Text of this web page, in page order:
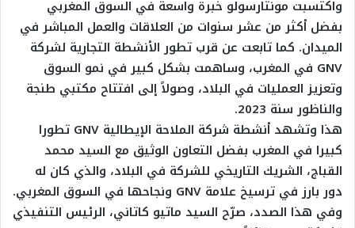
واكتسبت مونتارسولو خبرة واسعة في السوق المغربي
بفضل أكثر من عشر سنوات من العلاقات والعمل المباشر في
الميدان. كما تابعت عن قرب تطور الأنشطة التجارية لشركة
GNV في المغرب، وساهمت بشكل كبير في نمو السوق
وتعزيز العمليات في البلاد، وصولاً إلى افتتاح مكتبي طنجة
والناظور سنة 2023.
هذا وتشهد أنشطة شركة الملاحة الإيطالية GNV تطورا
كبيرا في المغرب بفضل التعاون الوثيق مع السيد محمد
القباج، الشريك التاريخي للشركة في البلاد، والذي كان له
دور بارز في ترسيخ علامة GNV ونجاحها في السوق المغربي.
وفي هذا الصدد، صرّح السيد ماتيو كاتاني، الرئيس التنفيذي